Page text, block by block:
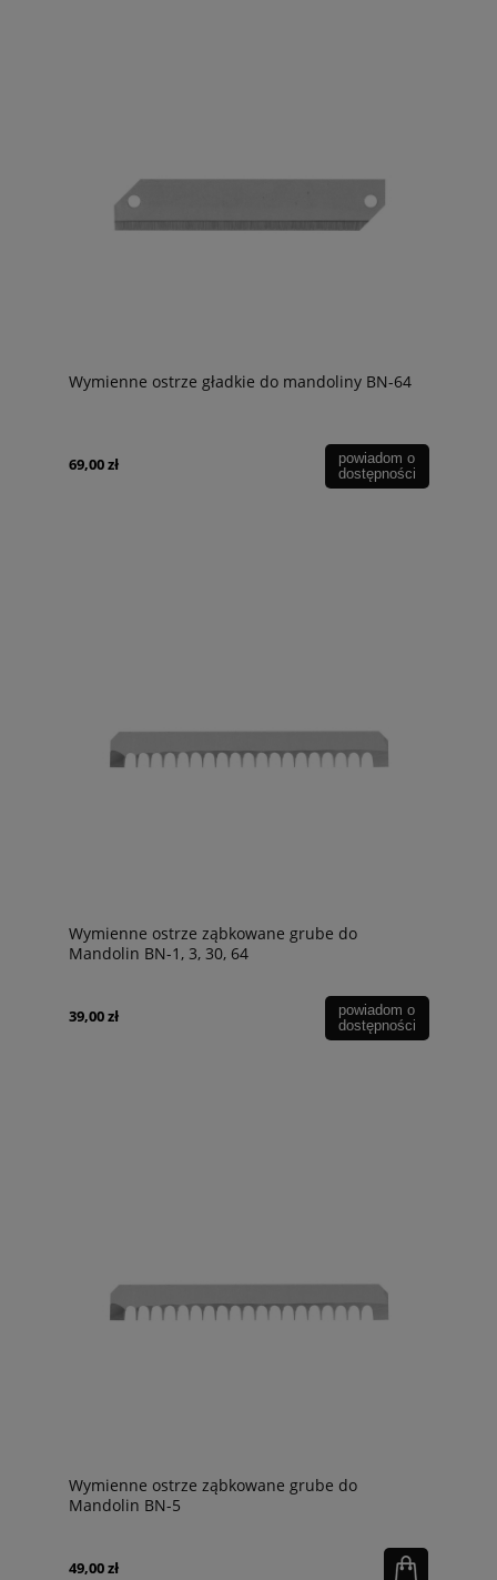
Wymienne ostrze gładkie do mandoliny BN-64
69,00 zł
powiadom o
dostępności
Wymienne ostrze ząbkowane grube do
Mandolin BN-1, 3, 30, 64
39,00 zł
powiadom o
dostępności
Wymienne ostrze ząbkowane grube do
Mandolin BN-5
49,00 zł